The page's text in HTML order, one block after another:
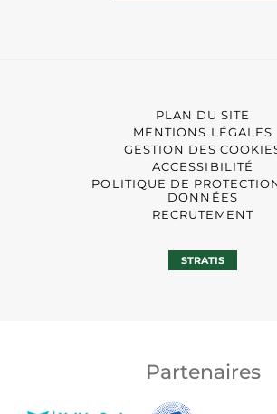
PLAN DU SITE
MENTIONS LÉGALES
GESTION DES
ACCESSIBILITÉ
POLITIQUE DE
DONNÉES
RECRUTEMENT
STRATIS
Partenaires